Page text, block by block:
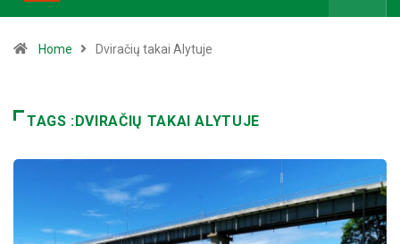
Home Dviračių takai Alytuje
TAGS :DVIRAČIŲ TAKAI ALYTUJE